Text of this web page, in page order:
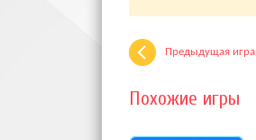
Предыдущая игра
Похожие игры